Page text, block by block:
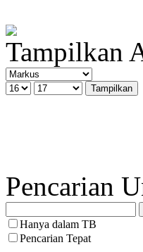
Tampilkan
Pencarian
Hanya dalam TB
Pencarian Tepat